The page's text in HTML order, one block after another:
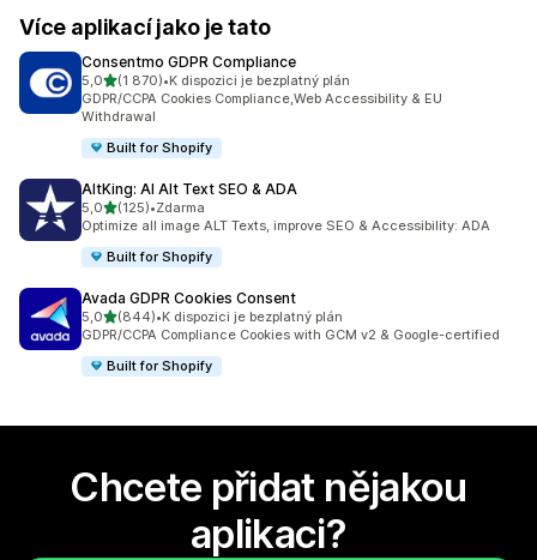
Více aplikací jako je tato
Consentmo GDPR Compliance
5,0z 5 hvězd
(1 870)
Celkový počet recenzí: 1870
•K dispozici je bezplatný plán
GDPR/CCPA Cookies Compliance,Web Accessibility & EU
Withdrawal
Built for Shopify
AltKing: AI Alt Text SEO & ADA
5,0z 5 hvězd
(125)
Celkový počet recenzí: 125
•Zdarma
Optimize all image ALT Texts, improve SEO & Accessibility: ADA
Built for Shopify
Avada GDPR Cookies Consent
5,0z 5 hvězd
(844)
Celkový počet recenzí: 844
•K dispozici je bezplatný plán
GDPR/CCPA Compliance Cookies with GCM v2 & Google-certified
Built for Shopify
Chcete přidat nějakou
aplikaci?